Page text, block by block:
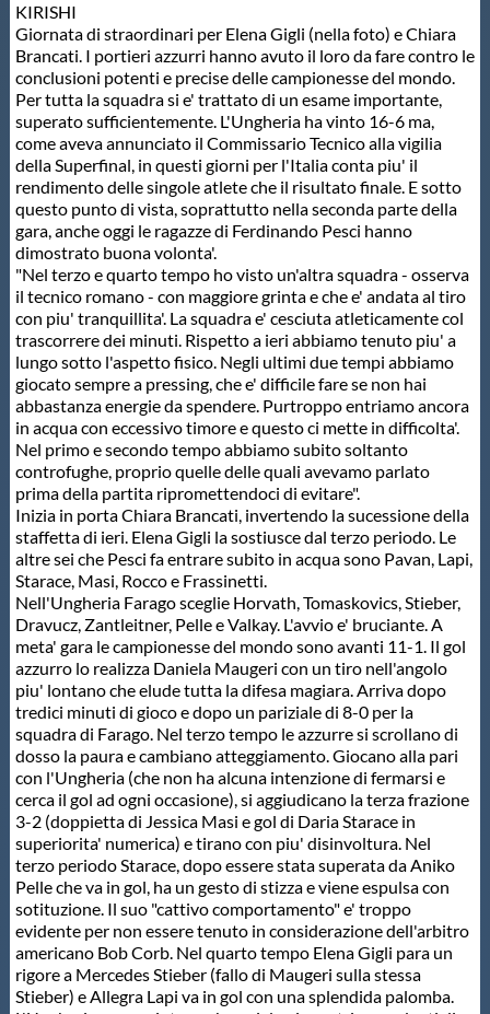
Protezione Civile
Qualità
Sostenibilità
Privacy
Cookie Policy
Archivio News
Flash News
Galleria fotografica
Videogallery
Intranet
Webmail
Contatti
Mappa del sito
KIRISHI
Giornata di straordinari per Elena Gigli (nella foto) e Chiara
Brancati. I portieri azzurri hanno avuto il loro da fare contro le
conclusioni potenti e precise delle campionesse del mondo.
Per tutta la squadra si e' trattato di un esame importante,
superato sufficientemente. L'Ungheria ha vinto 16-6 ma,
come aveva annunciato il Commissario Tecnico alla vigilia
della Superfinal, in questi giorni per l'Italia conta piu' il
rendimento delle singole atlete che il risultato finale. E sotto
questo punto di vista, soprattutto nella seconda parte della
gara, anche oggi le ragazze di Ferdinando Pesci hanno
dimostrato buona volonta'.
"Nel terzo e quarto tempo ho visto un'altra squadra - osserva
il tecnico romano - con maggiore grinta e che e' andata al tiro
con piu' tranquillita'. La squadra e' cesciuta atleticamente col
trascorrere dei minuti. Rispetto a ieri abbiamo tenuto piu' a
lungo sotto l'aspetto fisico. Negli ultimi due tempi abbiamo
giocato sempre a pressing, che e' difficile fare se non hai
abbastanza energie da spendere. Purtroppo entriamo ancora
in acqua con eccessivo timore e questo ci mette in difficolta'.
Nel primo e secondo tempo abbiamo subito soltanto
controfughe, proprio quelle delle quali avevamo parlato
prima della partita ripromettendoci di evitare".
Inizia in porta Chiara Brancati, invertendo la sucessione della
staffetta di ieri. Elena Gigli la sostiusce dal terzo periodo. Le
altre sei che Pesci fa entrare subito in acqua sono Pavan, Lapi,
Starace, Masi, Rocco e Frassinetti.
Nell'Ungheria Farago sceglie Horvath, Tomaskovics, Stieber,
Dravucz, Zantleitner, Pelle e Valkay. L'avvio e' bruciante. A
meta' gara le campionesse del mondo sono avanti 11-1. Il gol
azzurro lo realizza Daniela Maugeri con un tiro nell'angolo
piu' lontano che elude tutta la difesa magiara. Arriva dopo
tredici minuti di gioco e dopo un pariziale di 8-0 per la
squadra di Farago. Nel terzo tempo le azzurre si scrollano di
dosso la paura e cambiano atteggiamento. Giocano alla pari
con l'Ungheria (che non ha alcuna intenzione di fermarsi e
cerca il gol ad ogni occasione), si aggiudicano la terza frazione
3-2 (doppietta di Jessica Masi e gol di Daria Starace in
superiorita' numerica) e tirano con piu' disinvoltura. Nel
terzo periodo Starace, dopo essere stata superata da Aniko
Pelle che va in gol, ha un gesto di stizza e viene espulsa con
sotituzione. Il suo "cattivo comportamento" e' troppo
evidente per non essere tenuto in considerazione dell'arbitro
americano Bob Corb. Nel quarto tempo Elena Gigli para un
rigore a Mercedes Stieber (fallo di Maugeri sulla stessa
Stieber) e Allegra Lapi va in gol con una splendida palomba.